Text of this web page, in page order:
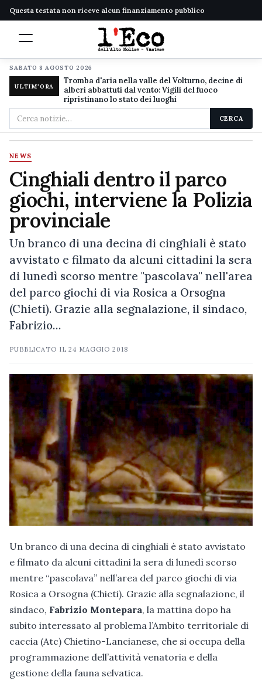
Questa testata non riceve alcun finanziamento pubblico
SABATO 8 AGOSTO 2026
ULTIM'ORA
Tromba d'aria nella valle del Volturno, decine di
alberi abbattuti dal vento: Vigili del fuoco
ripristinano lo stato dei luoghi
Cerca
nel
sito
CERCA
NEWS
Cinghiali dentro il parco
giochi, interviene la Polizia
provinciale
Un branco di una decina di cinghiali è stato
avvistato e filmato da alcuni cittadini la sera
di lunedì scorso mentre "pascolava" nell'area
del parco giochi di via Rosica a Orsogna
(Chieti). Grazie alla segnalazione, il sindaco,
Fabrizio…
PUBBLICATO IL24 MAGGIO 2018
Un branco di una decina di cinghiali è stato avvistato
e filmato da alcuni cittadini la sera di lunedì scorso
mentre “pascolava” nell’area del parco giochi di via
Rosica a Orsogna (Chieti). Grazie alla segnalazione, il
sindaco, Fabrizio Montepara, la mattina dopo ha
subito interessato al problema l’Ambito territoriale di
caccia (Atc) Chietino-Lancianese, che si occupa della
programmazione dell’attività venatoria e della
gestione della fauna selvatica.